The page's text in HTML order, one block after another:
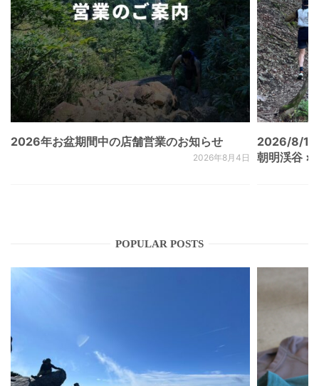
2026年お盆期間中の店舗営業のお知らせ
2026年8月4日
2026/8/
朝明渓谷 ×
POPULAR POSTS